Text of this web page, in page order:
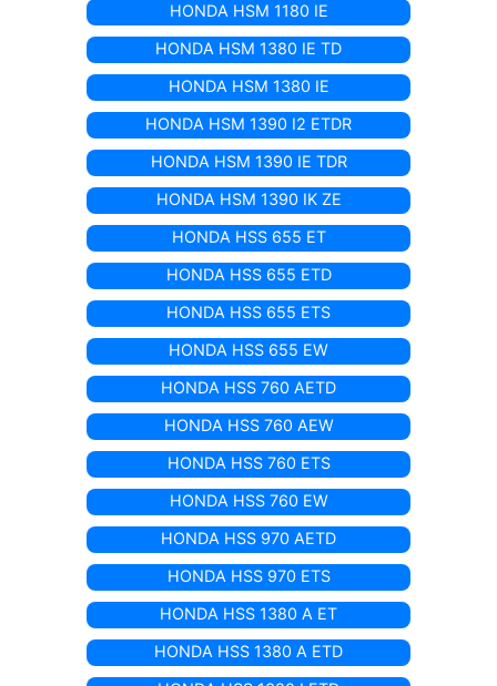
HONDA HSM 1180 IE
HONDA HSM 1380 IE TD
HONDA HSM 1380 IE
HONDA HSM 1390 I2 ETDR
HONDA HSM 1390 IE TDR
HONDA HSM 1390 IK ZE
HONDA HSS 655 ET
HONDA HSS 655 ETD
HONDA HSS 655 ETS
HONDA HSS 655 EW
HONDA HSS 760 AETD
HONDA HSS 760 AEW
HONDA HSS 760 ETS
HONDA HSS 760 EW
HONDA HSS 970 AETD
HONDA HSS 970 ETS
HONDA HSS 1380 A ET
HONDA HSS 1380 A ETD